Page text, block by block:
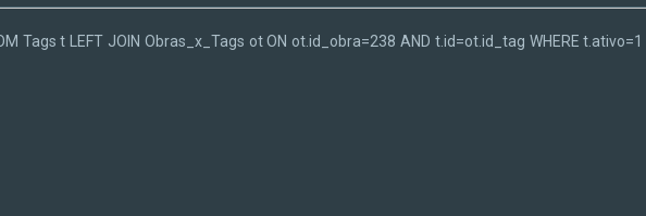
Tags t LEFT JOIN Obras_x_Tags ot ON ot.id_obra=238 AND t.id=ot.id_tag WHERE